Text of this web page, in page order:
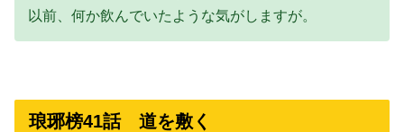
以前、何か飲んでいたような気がしますが。
琅琊榜41話 道を敷く